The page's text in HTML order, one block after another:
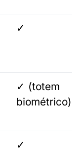
✓
✓ (totem
biométrico)
✓